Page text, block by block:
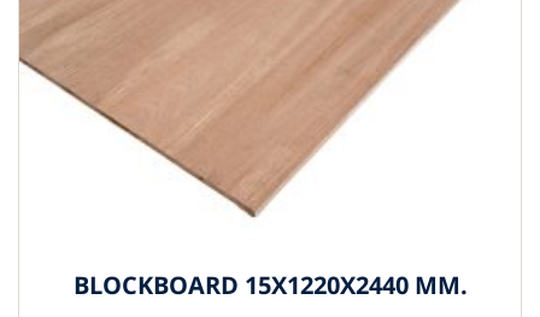
BLOCKBOARD 15X1220X2440 MM.